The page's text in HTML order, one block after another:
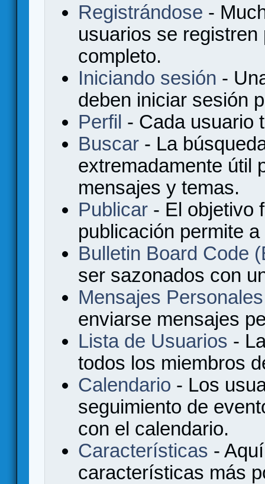
Registrándose -
usuarios se
completo.
Iniciando sesión -
deben iniciar sesión
Perfil - Cada usuario
Buscar - La
extremadamente útil
mensajes y temas.
Publicar - El objetivo
publicación permite
Bulletin Board Code
ser sazonados con
Mensajes Personales
enviarse mensajes
Lista de Usuarios -
todos los miembros
Calendario - Los
seguimiento de
con el calendario.
Características -
características más